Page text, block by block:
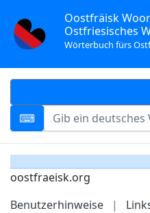
Oostfräisk
Ostfriesisches
Wörterbuch fürs
oostfraeisk.org
Benutzerhinweise
|